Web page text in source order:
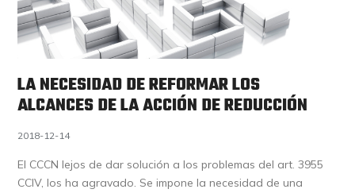
LA NECESIDAD DE REFORMAR LOS
ALCANCES DE LA ACCIÓN DE REDUCCIÓN
2018-12-14
El CCCN lejos de dar solución a los problemas del art. 3955
CCIV, los ha agravado. Se impone la necesidad de una